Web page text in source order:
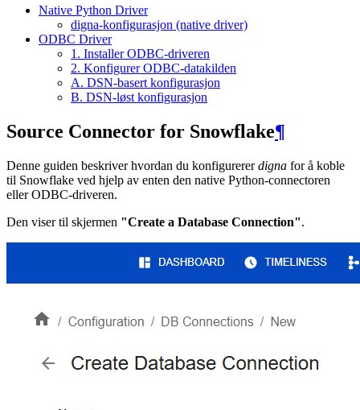
Native Python Driver
digna-konfigurasjon (native driver)
ODBC Driver
1. Installer ODBC-driveren
2. Konfigurer ODBC-datakilden
A. DSN-basert konfigurasjon
B. DSN-løst konfigurasjon
Source Connector for Snowflake¶
Denne guiden beskriver hvordan du konfigurererdigna for å koble
til Snowflake ved hjelp av enten den native Python-connectoren
eller ODBC-driveren.
Den viser til skjermen "Create a Database Connection".